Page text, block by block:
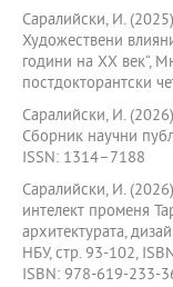
Саралийски, И.
Художествени
години на XX век“,
постдокторантски
Саралийски, И.
Сборник научни
ISSN: 1314–7188
Саралийски, И.
интелект променя
архитектурата,
НБУ, стр. 93-102,
ISBN: 978-619-233-